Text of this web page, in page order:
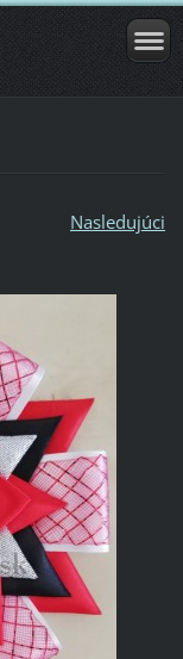
Nasledujúci